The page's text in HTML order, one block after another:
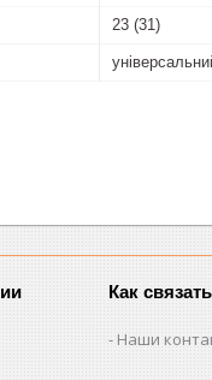
23 (31)
Как
Наши